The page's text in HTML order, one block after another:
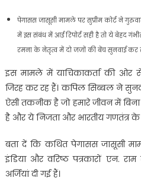
पेगासस जासूसी मामले पर सुप्रीम कोर्ट ने
में इस संबंध में आई रिपोर्ट सही है तो ये बेहद
रमना के नेतृत्व में दो जजों की बेंच सुनवाई कर
इस मामले में याचिकाकर्ता की ओर
जिरह कर रह हैं। कपिल सिब्बल ने
ऐसी तकनीक है जो हमारे जीवन में
है और ये निजता और भारतीय गणतंत्र
बता दें कि कथित पेगासस जासूसी
इंडिया और वरिष्ठ पत्रकारों एन.
अर्जियां दी गई हैं।